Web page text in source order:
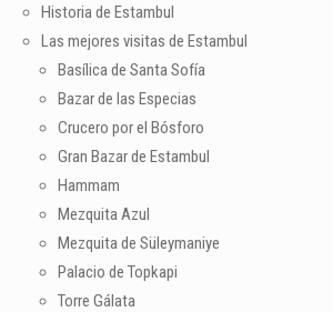
Historia de Estambul
Las mejores visitas de Estambul
Basílica de Santa Sofía
Bazar de las Especias
Crucero por el Bósforo
Gran Bazar de Estambul
Hammam
Mezquita Azul
Mezquita de Süleymaniye
Palacio de Topkapi
Torre Gálata